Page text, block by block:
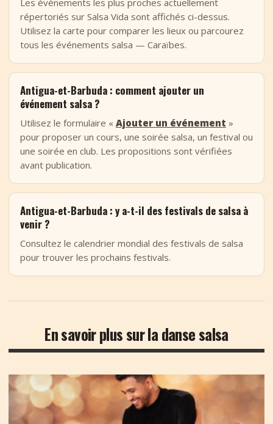
Les événements les plus proches actuellement
répertoriés sur Salsa Vida sont affichés ci-dessus.
Utilisez la carte pour comparer les lieux ou parcourez
tous les événements salsa — Caraïbes.
Antigua-et-Barbuda : comment ajouter un
événement salsa ?
Utilisez le formulaire « Ajouter un événement »
pour proposer un cours, une soirée salsa, un festival ou
une soirée en club. Les propositions sont vérifiées
avant publication.
Antigua-et-Barbuda : y a-t-il des festivals de salsa à
venir ?
Consultez le calendrier mondial des festivals de salsa
pour trouver les prochains festivals.
En savoir plus sur la danse salsa